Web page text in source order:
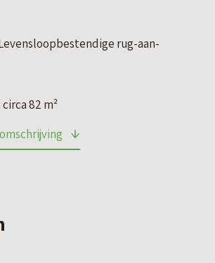
rug-aan-
82 m²
naast de voortuin ook over een strookje